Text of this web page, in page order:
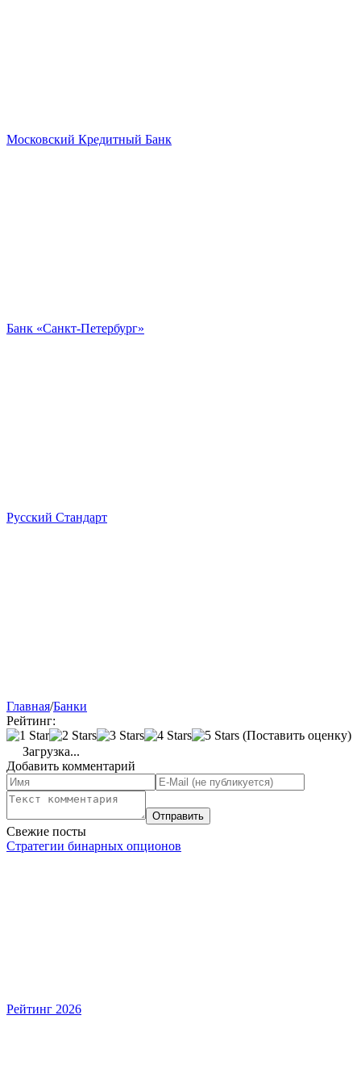
Московский Кредитный Банк
Банк «Санкт-Петербург»
Русский Стандарт
Главная/Банки
Рейтинг:
(Поставить оценку)
Загрузка...
Добавить комментарий
Свежие посты
Стратегии бинарных опционов
Рейтинг 2026